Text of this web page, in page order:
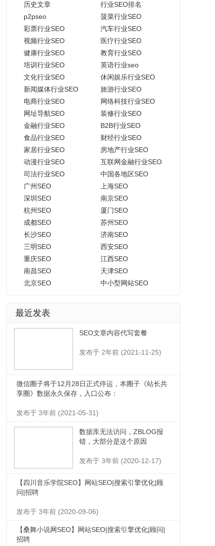
历史文章
行业SEO排名
p2pseo
菠菜行业SEO
彩票行业SEO
汽车行业SEO
视频行业SEO
医疗行业SEO
健康行业SEO
教育行业SEO
培训行业SEO
英语行业seo
文化行业SEO
休闲娱乐行业SEO
新闻媒体行业SEO
旅游行业SEO
电商行业SEO
网络科技行业SEO
网址导航SEO
装修行业SEO
金融行业SEO
B2B行业SEO
食品行业SEO
财经行业SEO
家居行业SEO
房地产行业SEO
动漫行业SEO
互联网金融行业SEO
司法行业SEO
中国各地区SEO
广州SEO
上海SEO
深圳SEO
南京SEO
杭州SEO
厦门SEO
成都SEO
苏州SEO
长沙SEO
济南SEO
三明SEO
西安SEO
重庆SEO
江西SEO
南昌SEO
天津SEO
北京SEO
中小型网站SEO
最近发表
SEO文章内容代写套餐
发布于 2年前 (2021-11-25)
微信圈子将于12月28日正式停运，本圈子《站长共
享圈》数据永久保存，入口公布：
发布于 3年前 (2021-05-31)
数据库无法访问，ZBLOG报
错，大部分是这个原因
发布于 3年前 (2020-12-17)
【四川音乐学院SEO】网站SEO|搜索引擎优化|顾
问|招聘
发布于 3年前 (2020-09-06)
【桑舞小说网SEO】网站SEO|搜索引擎优化|顾问|
招聘